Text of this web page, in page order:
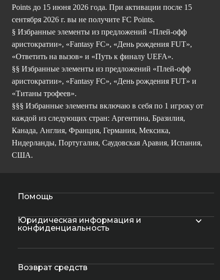
Points до 15 июня 2026 года. При активации после 15
сентября 2026 г. вы не получите FC Points.
§ Избранные элементы из предложений «Плей-офф
аристократии», «Fantasy FC», «День рождения FUT»,
«Ответить на вызов» и «Путь к финалу UEFA».
§§ Избранные элементы из предложений «Плей-офф
аристократии», «Fantasy FC», «День рождения FUT» и
«Титаны трофеев».
§§§ Избранные элементы включаю в себя по 1 игроку от
каждой из следующих стран: Аргентина, Бразилия,
Канада, Англия, Франция, Германия, Мексика,
Нидерланды, Португалия, Саудовская Аравия, Испания,
США.
Помощь
Юридическая информация и
конфиденциальность
Возврат средств